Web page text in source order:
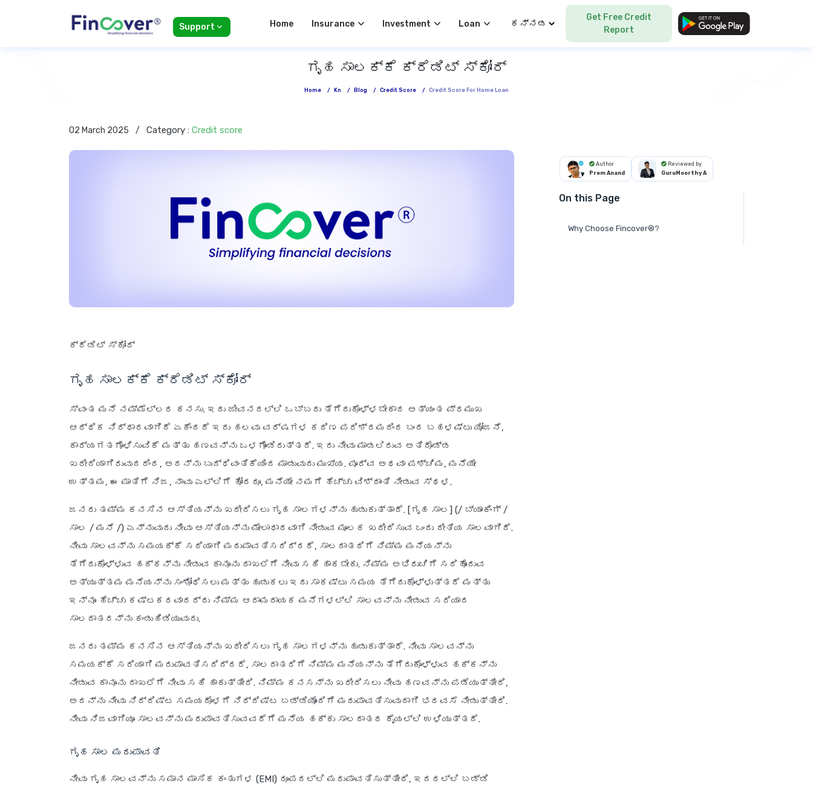
Support Home Insurance Investment Loan Select Language
Get Free Credit
Report
ಗೃಹ ಸಾಲಕ್ಕೆ ಕ್ರೆಡಿಟ್ ಸ್ಕೋರ್
Home / Kn / Blog / Credit Score / Credit Score For Home Loan
02 March 2025 / Category : Credit score
ಕ್ರೆಡಿಟ್ ಸ್ಕೋರ್
ಗೃಹ ಸಾಲಕ್ಕೆ ಕ್ರೆಡಿಟ್ ಸ್ಕೋರ್
ಸ್ವಂತ ಮನೆ ನಮ್ಮೆಲ್ಲರ ಕನಸು. ಇದು ಜೀವನದಲ್ಲಿ ಒಬ್ಬರು ತೆಗೆದುಕೊಳ್ಳಬೇಕಾದ ಅತ್ಯಂತ ಪ್ರಮುಖ
ಆರ್ಥಿಕ ನಿರ್ಧಾರವಾಗಿದೆ ಏಕೆಂದರೆ ಇದು ಹಲವು ವರ್ಷಗಳ ಕಠಿಣ ಪರಿಶ್ರಮದಿಂದ ಬಂದ ಬಹಳಷ್ಟು ಯೋಜನೆ,
ಕಾರ್ಯಗತಗೊಳಿಸುವಿಕೆ ಮತ್ತು ಹಣವನ್ನು ಒಳಗೊಂಡಿರುತ್ತದೆ. ಇದು ನೀವು ಮಾಡಲಿರುವ ಅತಿದೊಡ್ಡ
ಖರೀದಿಯಾಗಿರುವುದರಿಂದ, ಅದನ್ನು ಬುದ್ಧಿವಂತಿಕೆಯಿಂದ ಮಾಡುವುದು ಮುಖ್ಯ. ಪೂರ್ವ ಅಥವಾ ಪಶ್ಚಿಮ, ಮನೆಯೇ
ಉತ್ತಮ, ಈ ಮಾತಿಗೆ ನಿಜ, ನಾವು ಎಲ್ಲಿಗೆ ಹೋದರೂ, ಮನೆಯೇ ನಮಗೆ ಹೆಚ್ಚು ವಿಶ್ರಾಂತಿ ನೀಡುವ ಸ್ಥಳ.
ಜನರು ತಮ್ಮ ಕನಸಿನ ಆಸ್ತಿಯನ್ನು ಖರೀದಿಸಲು ಗೃಹ ಸಾಲಗಳನ್ನು ಹುಡುಕುತ್ತಾರೆ. [ಗೃಹ ಸಾಲ] (/ ಬ್ಯಾಂಕಿಂಗ್ /
ಸಾಲ / ಮನೆ /) ಎನ್ನುವುದು ನೀವು ಆಸ್ತಿಯನ್ನು ಮೇಲಾಧಾರವಾಗಿ ನೀಡುವ ಮೂಲಕ ಖರೀದಿಸುವ ಒಂದು ರೀತಿಯ ಸಾಲವಾಗಿದೆ.
ನೀವು ಸಾಲವನ್ನು ಸಮಯಕ್ಕೆ ಸರಿಯಾಗಿ ಮರುಪಾವತಿಸದಿದ್ದರೆ, ಸಾಲದಾತರಿಗೆ ನಿಮ್ಮ ಮನೆಯನ್ನು
ತೆಗೆದುಕೊಳ್ಳುವ ಹಕ್ಕನ್ನು ನೀಡುವ ಕಾನೂನು ದಾಖಲೆಗೆ ನೀವು ಸಹಿ ಹಾಕಬೇಕು. ನಿಮ್ಮ ಅಭಿರುಚಿಗೆ ಸರಿಹೊಂದುವ
ಅತ್ಯುತ್ತಮ ಮನೆಯನ್ನು ಸಂಶೋಧಿಸಲು ಮತ್ತು ಹುಡುಕಲು ಇದು ಸಾಕಷ್ಟು ಸಮಯ ತೆಗೆದುಕೊಳ್ಳುತ್ತದೆ ಮತ್ತು
ಇನ್ನೂ ಹೆಚ್ಚು ಕಷ್ಟಕರವಾದದ್ದು ನಿಮ್ಮ ಆರಾಮದಾಯಕ ಮನೆಗಳಲ್ಲಿ ಸಾಲವನ್ನು ನೀಡುವ ಸರಿಯಾದ
ಸಾಲದಾತರನ್ನು ಕಂಡುಹಿಡಿಯುವುದು.
ಜನರು ತಮ್ಮ ಕನಸಿನ ಆಸ್ತಿಯನ್ನು ಖರೀದಿಸಲು ಗೃಹ ಸಾಲಗಳನ್ನು ಹುಡುಕುತ್ತಾರೆ. ನೀವು ಸಾಲವನ್ನು
ಸಮಯಕ್ಕೆ ಸರಿಯಾಗಿ ಮರುಪಾವತಿಸದಿದ್ದರೆ, ಸಾಲದಾತರಿಗೆ ನಿಮ್ಮ ಮನೆಯನ್ನು ತೆಗೆದುಕೊಳ್ಳುವ ಹಕ್ಕನ್ನು
ನೀಡುವ ಕಾನೂನು ದಾಖಲೆಗೆ ನೀವು ಸಹಿ ಹಾಕುತ್ತೀರಿ. ನಿಮ್ಮ ಕನಸನ್ನು ಖರೀದಿಸಲು ನೀವು ಹಣವನ್ನು ಪಡೆಯುತ್ತೀರಿ,
ಅದನ್ನು ನೀವು ನಿರ್ದಿಷ್ಟ ಸಮಯದೊಳಗೆ ನಿರ್ದಿಷ್ಟ ಬಡ್ಡಿಯೊಂದಿಗೆ ಮರುಪಾವತಿಸುವುದಾಗಿ ಭರವಸೆ ನೀಡುತ್ತೀರಿ.
ನೀವು ನಿಜವಾಗಿಯೂ ಸಾಲವನ್ನು ಮರುಪಾವತಿಸುವವರೆಗೆ ಮನೆಯ ಹಕ್ಕು ಸಾಲದಾತರ ಕೈಯಲ್ಲಿ ಉಳಿಯುತ್ತದೆ.
ಗೃಹ ಸಾಲ ಮರುಪಾವತಿ
ನೀವು ಗೃಹ ಸಾಲವನ್ನು ಸಮಾನ ಮಾಸಿಕ ಕಂತುಗಳ (EMI) ರೂಪದಲ್ಲಿ ಮರುಪಾವತಿಸುತ್ತೀರಿ, ಇದರಲ್ಲಿ ಬಡ್ಡಿ
Author
Prem Anand
Reviewed by
GuruMoorthy A
On this Page
Why Choose Fincover®?